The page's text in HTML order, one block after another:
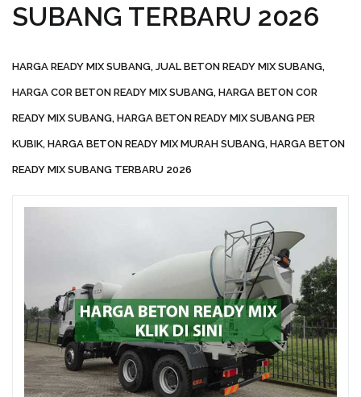
SUBANG TERBARU 2026
HARGA READY MIX SUBANG, JUAL BETON READY MIX SUBANG,
HARGA COR BETON READY MIX SUBANG, HARGA BETON COR
READY MIX SUBANG, HARGA BETON READY MIX SUBANG PER
KUBIK, HARGA BETON READY MIX MURAH SUBANG, HARGA BETON
READY MIX SUBANG TERBARU 2026